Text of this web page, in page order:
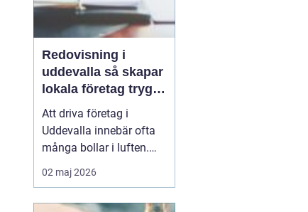
Redovisning i
uddevalla så skapar
lokala företag trygg
ekonomi
Att driva företag i
Uddevalla innebär ofta
många bollar i luften.
Kunder, leveranser,
personal och
02 maj 2026